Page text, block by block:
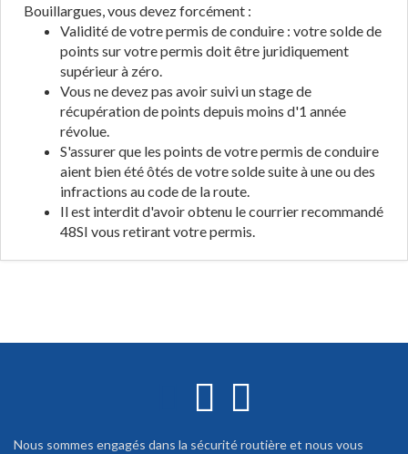
Bouillargues, vous devez forcément :
Validité de votre permis de conduire : votre solde de
points sur votre permis doit être juridiquement
supérieur à zéro.
Vous ne devez pas avoir suivi un stage de
récupération de points depuis moins d'1 année
révolue.
S'assurer que les points de votre permis de conduire
aient bien été ôtés de votre solde suite à une ou des
infractions au code de la route.
Il est interdit d'avoir obtenu le courrier recommandé
48SI vous retirant votre permis.
Nous sommes engagés dans la sécurité routière et nous vous